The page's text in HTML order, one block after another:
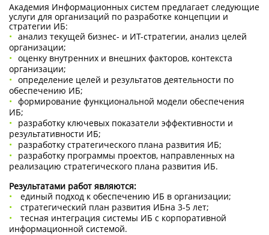
Академия Информационных систем предлагает следующие
услуги для организаций по разработке концепции и
стратегии ИБ:
анализ текущей бизнес- и ИТ-стратегии, анализ целей
организации;
оценку внутренних и внешних факторов, контекста
организации;
определение целей и результатов деятельности по
обеспечению ИБ;
формирование функциональной модели обеспечения
ИБ;
разработку ключевых показатели эффективности и
результативности ИБ;
разработку стратегического плана развития ИБ;
разработку программы проектов, направленных на
реализацию стратегического плана развития ИБ.
Результатами работ являются:
единый подход к обеспечению ИБ в организации;
стратегический план развития ИБна 3-5 лет;
тесная интеграция системы ИБ с корпоративной
информационной системой.